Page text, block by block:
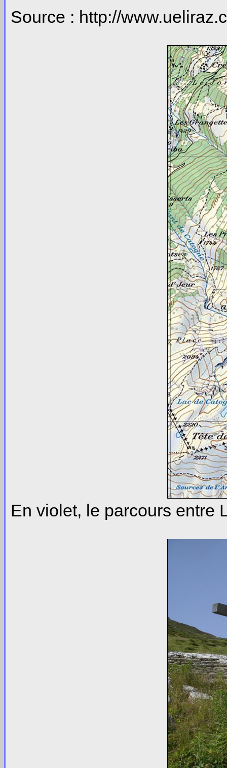
Source : http://
En violet, le parcours entre